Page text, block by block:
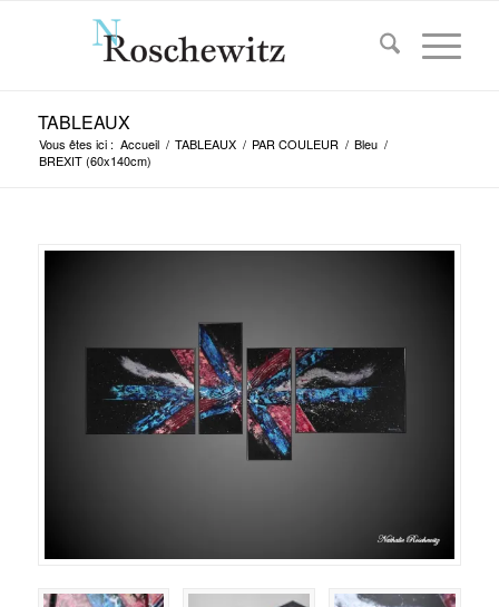
TABLEAUX
Vous êtes ici : Accueil / TABLEAUX / PAR COULEUR / Bleu /
BREXIT (60x140cm)